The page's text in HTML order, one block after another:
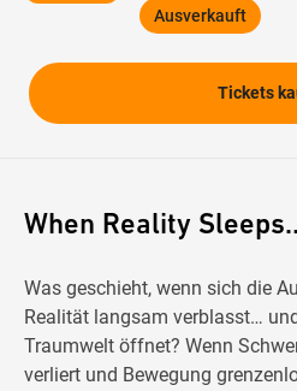
Ausverkauft
Tickets
When Reality
Was geschieht, wenn sich die
Realität langsam verblasst…
Traumwelt öffnet? Wenn
verliert und Bewegung